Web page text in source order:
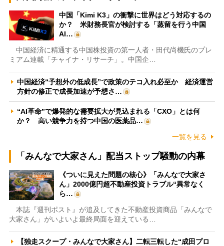
中国「Kimi K3」の衝撃に世界はどう対応するの
か？ 米財務長官が検討する「蒸留を行う中国
AI…
中国経済に精通する中国株投資の第一人者・田代尚機氏のプレ
ミアム連載「チャイナ・リサーチ」。中国企…
中国経済“予想外の低成長”で政策のテコ入れ必至か 経済運営
方針の修正で成長加速が予想さ…
“AI革命”で爆発的な需要拡大が見込まれる「CXO」とは何
か？ 高い競争力を持つ中国の医薬品…
一覧を見る
「みんなで大家さん」配当ストップ騒動の内幕
《ついに見えた問題の核心》「みんなで大家さ
ん」2000億円超不動産投資トラブル“異常なく
ら…
本誌『週刊ポスト』が追及してきた不動産投資商品「みんなで
大家さん」がいよいよ最終局面を迎えている…
【独走スクープ・みんなで大家さん】二転三転した“成田プロ